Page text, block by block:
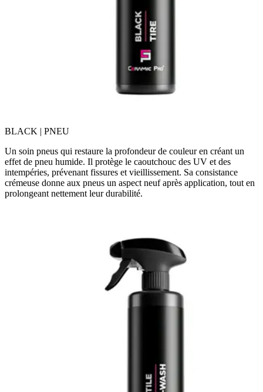
BLACK | PNEU
Un soin pneus qui restaure la profondeur de couleur en créant un
effet de pneu humide. Il protège le caoutchouc des UV et des
intempéries, prévenant fissures et vieillissement. Sa consistance
crémeuse donne aux pneus un aspect neuf après application, tout en
prolongeant nettement leur durabilité.